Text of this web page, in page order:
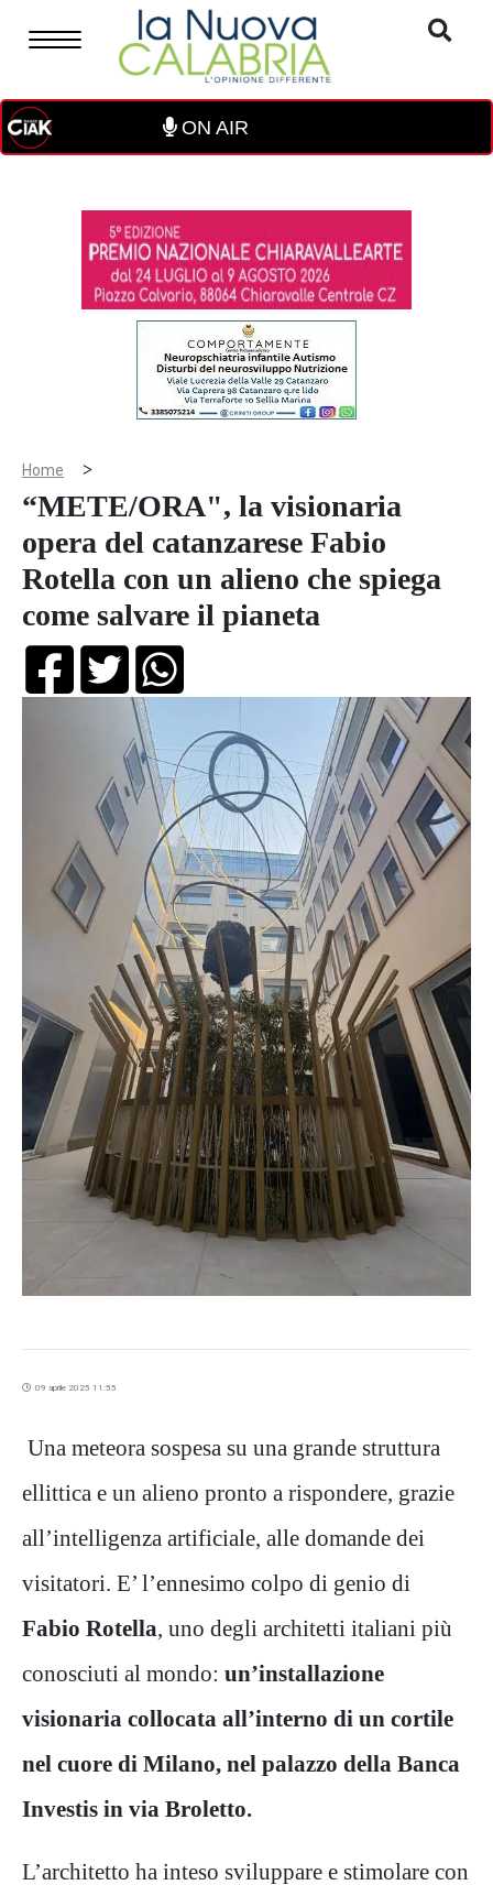
ON AIR
Home >
“METE/ORA", la visionaria
opera del catanzarese Fabio
Rotella con un alieno che spiega
come salvare il pianeta
09 aprile 2025 11:55
Una meteora sospesa su una grande struttura
ellittica e un alieno pronto a rispondere, grazie
all’intelligenza artificiale, alle domande dei
visitatori. E’ l’ennesimo colpo di genio di
Fabio Rotella, uno degli architetti italiani più
conosciuti al mondo: un’installazione
visionaria collocata all’interno di un cortile
nel cuore di Milano, nel palazzo della Banca
Investis in via Broletto.
L’architetto ha inteso sviluppare e stimolare con